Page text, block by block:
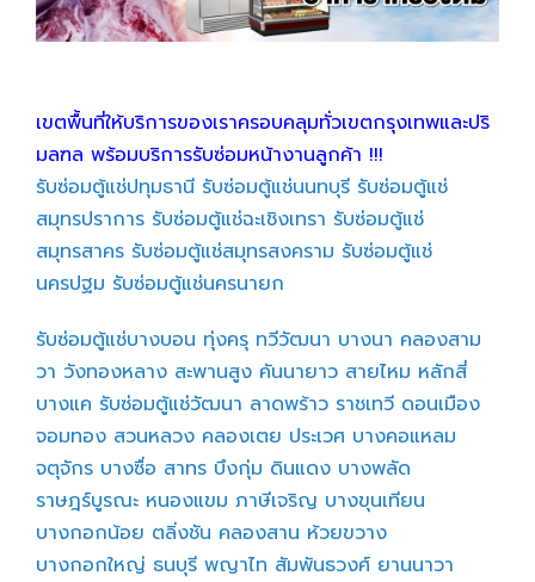
เขตพื้นที่ให้บริการของเราครอบคลุมทั่วเขตกรุงเทพและปริ
มลฑล พร้อมบริการรับซ่อมหน้างานลูกค้า !!!
รับซ่อมตู้แช่ปทุมธานี รับซ่อมตู้แช่นนทบุรี รับซ่อมตู้แช่
สมุทรปราการ รับซ่อมตู้แช่ฉะเชิงเทรา รับซ่อมตู้แช่
สมุทรสาคร รับซ่อมตู้แช่สมุทรสงคราม รับซ่อมตู้แช่
นครปฐม รับซ่อมตู้แช่นครนายก
รับซ่อมตู้แช่บางบอน ทุ่งครุ ทวีวัฒนา บางนา คลองสาม
วา วังทองหลาง สะพานสูง คันนายาว สายไหม หลักสี่
บางแค รับซ่อมตู้แช่วัฒนา ลาดพร้าว ราชเทวี ดอนเมือง
จอมทอง สวนหลวง คลองเตย ประเวศ บางคอแหลม
จตุจักร บางซื่อ สาทร บึงกุ่ม ดินแดง บางพลัด
ราษฎร์บูรณะ หนองแขม ภาษีเจริญ บางขุนเทียน
บางกอกน้อย ตลิ่งชัน คลองสาน ห้วยขวาง
บางกอกใหญ่ ธนบุรี พญาไท สัมพันธวงศ์ ยานนาวา